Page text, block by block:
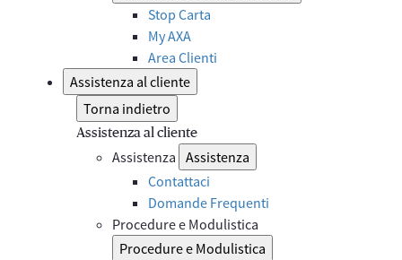
Stop Carta
My AXA
Area Clienti
Assistenza al cliente
Torna indietro
Assistenza al cliente
Assistenza Assistenza
Contattaci
Domande Frequenti
Procedure e Modulistica
Procedure e Modulistica